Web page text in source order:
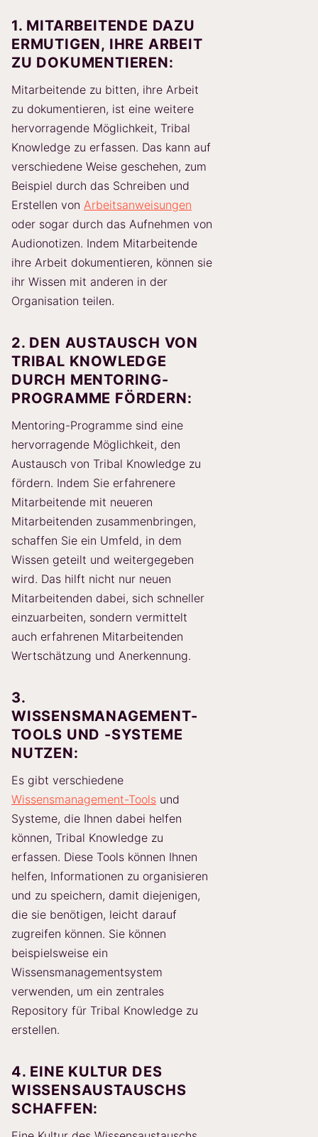
1. MITARBEITENDE DAZU
ERMUTIGEN, IHRE ARBEIT
ZU DOKUMENTIEREN:
Mitarbeitende zu bitten, ihre Arbeit
zu dokumentieren, ist eine weitere
hervorragende Möglichkeit, Tribal
Knowledge zu erfassen. Das kann auf
verschiedene Weise geschehen, zum
Beispiel durch das Schreiben und
Erstellen von Arbeitsanweisungen
oder sogar durch das Aufnehmen von
Audionotizen. Indem Mitarbeitende
ihre Arbeit dokumentieren, können sie
ihr Wissen mit anderen in der
Organisation teilen.
2. DEN AUSTAUSCH VON
TRIBAL KNOWLEDGE
DURCH MENTORING-
PROGRAMME FÖRDERN:
Mentoring-Programme sind eine
hervorragende Möglichkeit, den
Austausch von Tribal Knowledge zu
fördern. Indem Sie erfahrenere
Mitarbeitende mit neueren
Mitarbeitenden zusammenbringen,
schaffen Sie ein Umfeld, in dem
Wissen geteilt und weitergegeben
wird. Das hilft nicht nur neuen
Mitarbeitenden dabei, sich schneller
einzuarbeiten, sondern vermittelt
auch erfahrenen Mitarbeitenden
Wertschätzung und Anerkennung.
3.
WISSENSMANAGEMENT-
TOOLS UND -SYSTEME
NUTZEN:
Es gibt verschiedene
Wissensmanagement-Tools und
Systeme, die Ihnen dabei helfen
können, Tribal Knowledge zu
erfassen. Diese Tools können Ihnen
helfen, Informationen zu organisieren
und zu speichern, damit diejenigen,
die sie benötigen, leicht darauf
zugreifen können. Sie können
beispielsweise ein
Wissensmanagementsystem
verwenden, um ein zentrales
Repository für Tribal Knowledge zu
erstellen.
4. EINE KULTUR DES
WISSENSAUSTAUSCHS
SCHAFFEN: